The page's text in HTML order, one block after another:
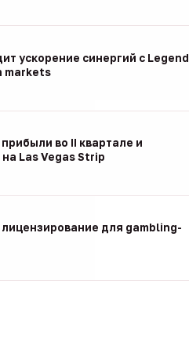
ускорение синергий с Legend
markets
во II квартале и
Las Vegas Strip
для gambling-